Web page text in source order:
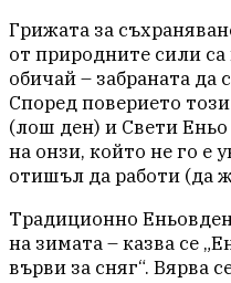
Грижата за
от природните сили
обичай – забраната да
Според поверието този
(лош ден) и Свети
на онзи, който не го е
отишъл да работи (да
Традиционно
на зимата – казва се
върви за сняг“. Вярва